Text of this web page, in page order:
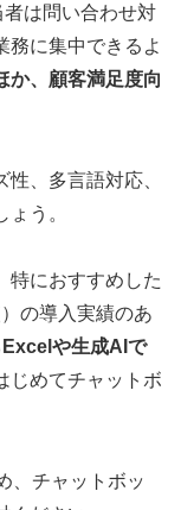
は問い合わせ対
務に集中できるよ
か、顧客満足度向
、多言語対応、
う。
特におすすめした
の導入実績のあ
Excelや生成AIで
じめてチャットボ
、チャットボッ